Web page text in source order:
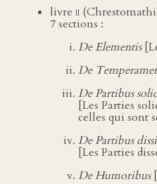
livre ii
7 sections :
De Elementis
De
De Partibus
[Les Parties
celles qui sont
De Partibus
[Les Parties
De Humoribus